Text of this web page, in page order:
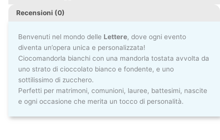
Recensioni (0)
Benvenuti nel mondo delle Lettere, dove ogni evento
diventa un’opera unica e personalizzata!
Ciocomandorla bianchi con una mandorla tostata avvolta da
uno strato di cioccolato bianco e fondente, e uno
sottilissimo di zucchero.
Perfetti per matrimoni, comunioni, lauree, battesimi, nascite
e ogni occasione che merita un tocco di personalità.